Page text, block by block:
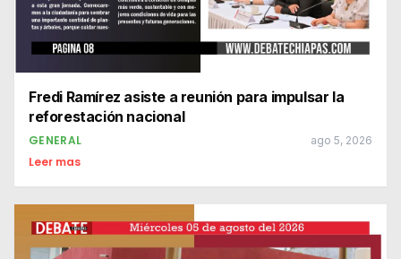
Fredi Ramírez asiste a reunión para impulsar la
reforestación nacional
GENERAL ago 5, 2026
Leer mas